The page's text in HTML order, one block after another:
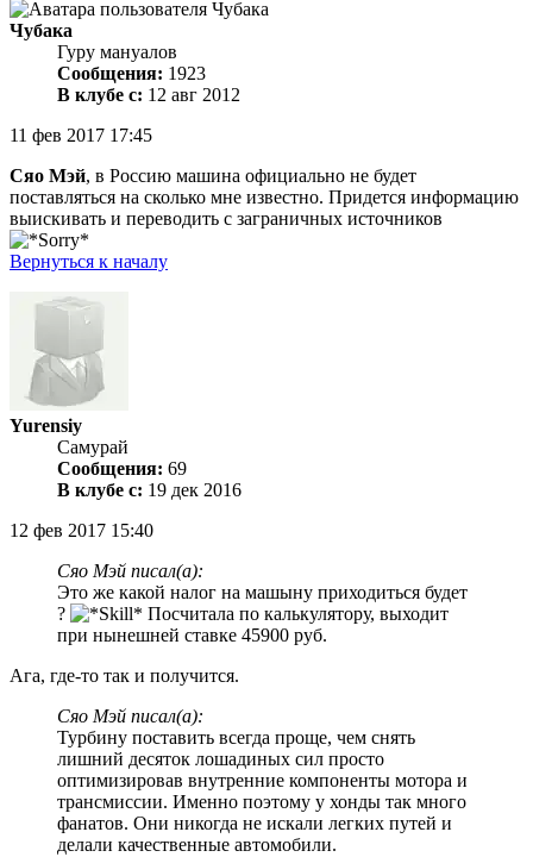
Чубака
Гуру мануалов
Сообщения: 1923
В клубе с: 12 авг 2012
11 фев 2017 17:45
Сяо Мэй, в Россию машина официально не будет
поставляться на сколько мне известно. Придется информацию
выискивать и переводить с заграничных источников
Вернуться к началу
Yurensiy
Самурай
Сообщения: 69
В клубе с: 19 дек 2016
12 фев 2017 15:40
Сяо Мэй писал(а):
Это же какой налог на машыну приходиться будет
?
Посчитала по калькулятору, выходит
при нынешней ставке 45900 руб.
Ага, где-то так и получится.
Сяо Мэй писал(а):
Турбину поставить всегда проще, чем снять
лишний десяток лошадиных сил просто
оптимизировав внутренние компоненты мотора и
трансмиссии. Именно поэтому у хонды так много
фанатов. Они никогда не искали легких путей и
делали качественные автомобили.